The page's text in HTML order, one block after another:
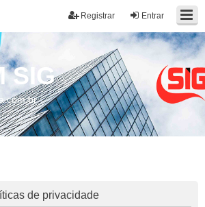
Entrar
Registrar
SIG
de privacidade